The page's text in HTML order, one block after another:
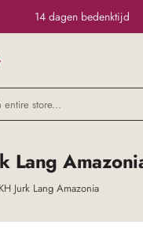
14 dagen bedenktijd
Lang
Jurk Lang Amazonia